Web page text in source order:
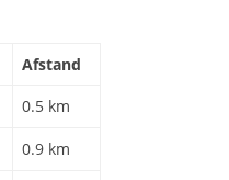
Afstand
0.5 km
0.9 km